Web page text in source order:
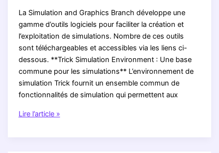
de
Vega-
C
La Simulation and Graphics Branch développe une
gamme d’outils logiciels pour faciliter la création et
l’exploitation de simulations. Nombre de ces outils
sont téléchargeables et accessibles via les liens ci-
dessous. **Trick Simulation Environment : Une base
commune pour les simulations** L’environnement de
simulation Trick fournit un ensemble commun de
fonctionnalités de simulation qui permettent aux
Outils
Lire l’article »